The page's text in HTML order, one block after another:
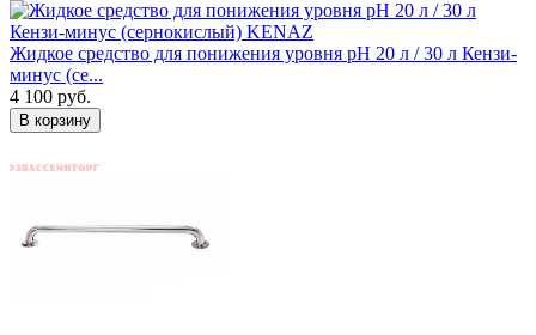
Жидкое средство для понижения уровня рH 20 л / 30 л Кензи-
минус (се...
4 100 руб.
В корзину